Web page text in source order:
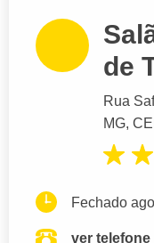
de
Rua
MG,
Fechado
ver telefone